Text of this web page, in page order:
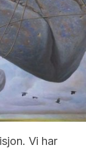
Vi har